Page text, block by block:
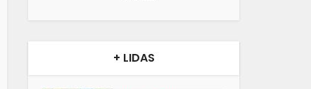
+ LIDAS